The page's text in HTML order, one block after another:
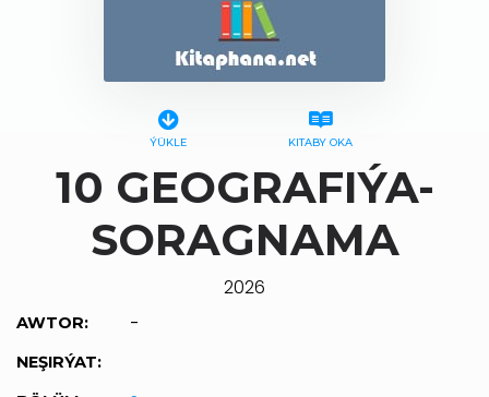
ÝÜKLE KITABY OKA
10 GEOGRAFIÝA-
SORAGNAMA
2026
AWTOR: -
NEŞIRÝAT: